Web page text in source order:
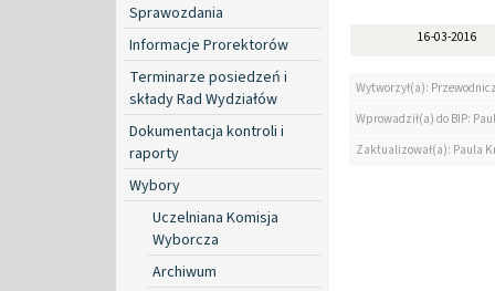
Sprawozdania
Informacje Prorektorów
Terminarze posiedzeń i
składy Rad Wydziałów
Dokumentacja kontroli i
raporty
Wybory
Uczelniana Komisja
Wyborcza
Archiwum
16-03-2016
Wytworzył(a):
Wprowadził(a) do BIP:
Zaktualizował(a): Paula